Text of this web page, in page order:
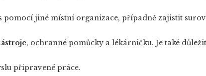
pomocí jiné místní organizace, případně zajistit
, ochranné pomůcky a lékárničku. Je také
připravené práce.